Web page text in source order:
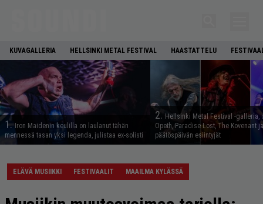
KUVAGALLERIA HELLSINKI METAL FESTIVAL HAASTATTELU
1. Iron Maidenin keulilla on laulanut tähän
mennessä tasan yksi legenda, julistaa ex-solisti
2. Hellsinki Metal Festival -galleria,
Opeth, Paradise Lost, The Kovenant
päätöspäivän esiintyjät
ELÄVÄ MUSIIKKI FESTIVAALIT MAAILMA KYLÄSSÄ